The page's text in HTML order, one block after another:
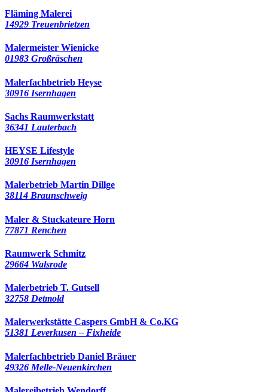
Fläming Malerei
14929 Treuenbrietzen
Malermeister Wienicke
01983 Großräschen
Malerfachbetrieb Heyse
30916 Isernhagen
Sachs Raumwerkstatt
36341 Lauterbach
HEYSE Lifestyle
30916 Isernhagen
Malerbetrieb Martin Dillge
38114 Braunschweig
Maler & Stuckateure Horn
77871 Renchen
Raumwerk Schmitz
29664 Walsrode
Malerbetrieb T. Gutsell
32758 Detmold
Malerwerkstätte Caspers GmbH & Co.KG
51381 Leverkusen – Fixheide
Malerfachbetrieb Daniel Bräuer
49326 Melle-Neuenkirchen